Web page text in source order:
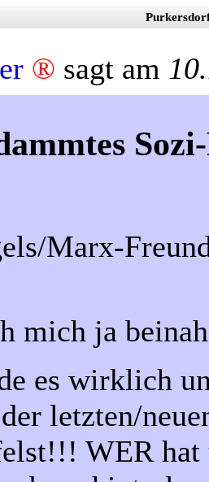
® sagt am
Marx-
mich ja
es wirklich
letzten/
WER hat